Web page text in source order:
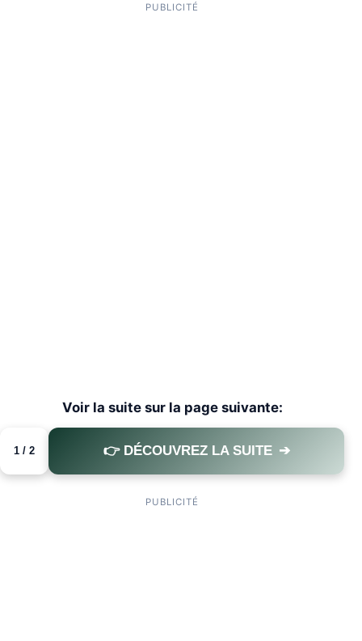
PUBLICITÉ
Voir la suite sur la page suivante:
1 / 2 👉 DÉCOUVREZ LA SUITE ➔
PAGE 1 OF 2
PUBLICITÉ